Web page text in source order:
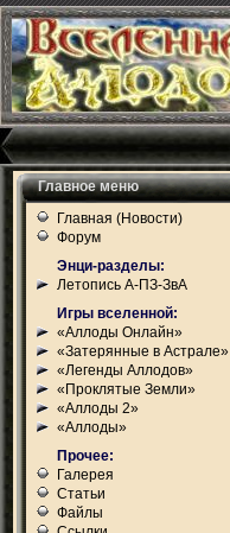
Главное меню
Главная (Новости)
Форум
Энци-разделы:
Летопись А-ПЗ-ЗвА
Игры вселенной:
«Аллоды Онлайн»
«Затерянные в Астрале»
«Легенды Аллодов»
«Проклятые Земли»
«Аллоды 2»
«Аллоды»
Прочее:
Галерея
Статьи
Файлы